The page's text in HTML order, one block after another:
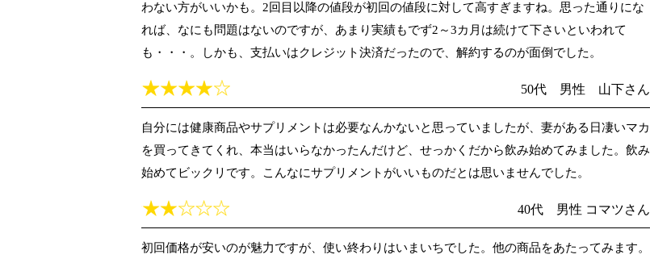
わない方がいいかも。2回目以降の値段が初回の値段に対して高すぎますね。思った通りにな
れば、なにも問題はないのですが、あまり実績もでず2～3カ月は続けて下さいといわれて
も・・・。しかも、支払いはクレジット決済だったので、解約するのが面倒でした。
50代 男性 山下さん
自分には健康商品やサプリメントは必要なんかないと思っていましたが、妻がある日凄いマカ
を買ってきてくれ、本当はいらなかったんだけど、せっかくだから飲み始めてみました。飲み
始めてビックリです。こんなにサプリメントがいいものだとは思いませんでした。
40代 男性 コマツさん
初回価格が安いのが魅力ですが、使い終わりはいまいちでした。他の商品をあたってみます。